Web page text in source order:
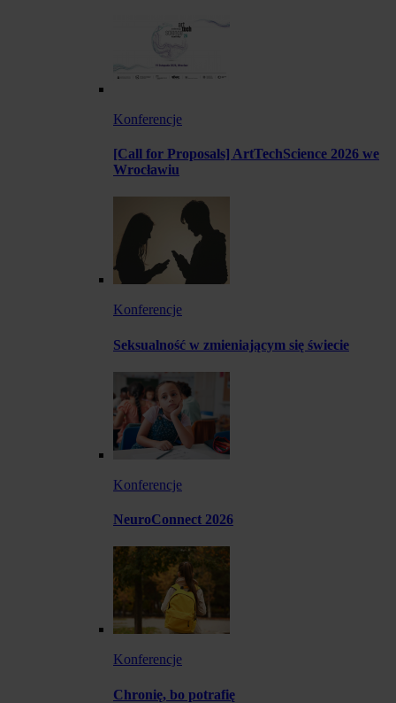
Konferencje
[Call for Proposals] ArtTechScience 2026 we
Wrocławiu
Konferencje
Seksualność w zmieniającym się świecie
Konferencje
NeuroConnect 2026
Konferencje
Chronię, bo potrafię